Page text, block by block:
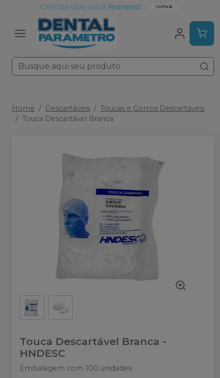
Home Descartáveis
Toucas e Gorros Descartáveis
Touca Descartável Branca
Touca Descartável Branca -
HNDESC
Embalagem com 100 unidades